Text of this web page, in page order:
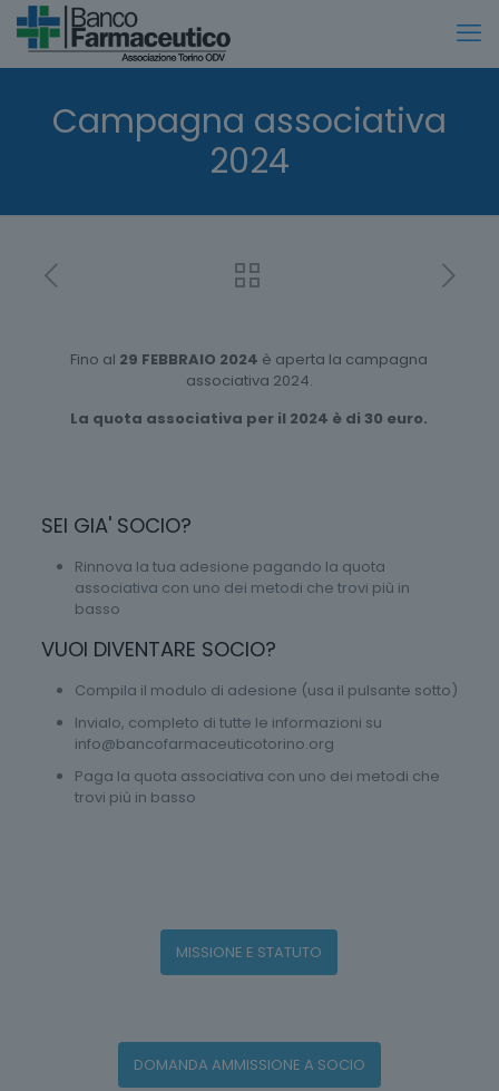
Campagna associativa
2024
Fino al 29 FEBBRAIO 2024 è aperta la campagna
associativa 2024.
La quota associativa per il 2024 è di 30 euro.
SEI GIA' SOCIO?
Rinnova la tua adesione pagando la quota
associativa con uno dei metodi che trovi più in
basso
VUOI DIVENTARE SOCIO?
Compila il modulo di adesione (usa il pulsante sotto)
Invialo, completo di tutte le informazioni su
info@bancofarmaceuticotorino.org
Paga la quota associativa con uno dei metodi che
trovi più in basso
MISSIONE E STATUTO
DOMANDA AMMISSIONE A SOCIO